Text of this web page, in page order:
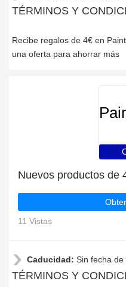
TÉRMINOS Y
Recibe regalos de 4€ en
una oferta para ahorrar más
Nuevos productos de
11 Vistas
Caducidad: Sin fecha de
TÉRMINOS Y